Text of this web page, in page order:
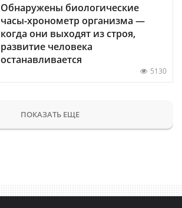
Обнаружены биологические
часы-хронометр организма —
когда они выходят из строя,
развитие человека
останавливается
5130
ПОКАЗАТЬ ЕЩЕ